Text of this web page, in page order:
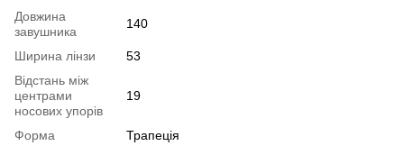
Довжина
завушника
140
Ширина лінзи
53
Відстань між
центрами
носових упорів
19
Форма Трапеція